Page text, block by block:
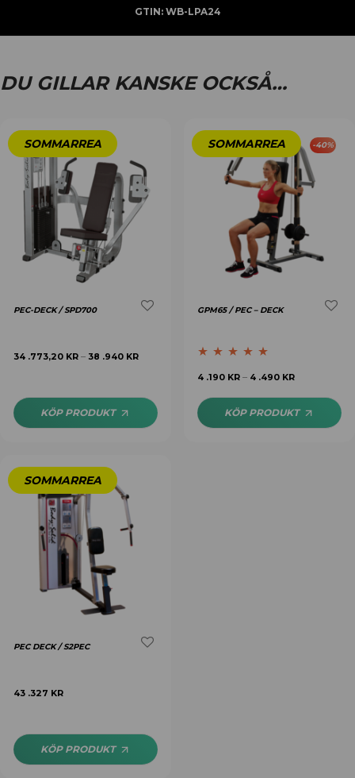
GTIN: WB-LPA24
DU GILLAR KANSKE OCKSÅ…
PEC-DECK / SPD700
34 .773,20 KR – 38 .940 KR
KÖP PRODUKT
-40%
GPM65 / PEC – DECK
Betygsatt
5.00
4 .190 KR – 4 .490 KR
KÖP PRODUKT
PEC DECK / S2PEC
43 .327 KR
KÖP PRODUKT